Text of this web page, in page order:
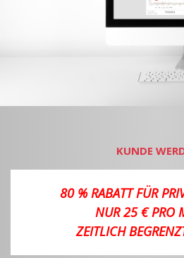
KUNDE
80 % RABATT FÜR
NUR 25 € PRO
ZEITLICH